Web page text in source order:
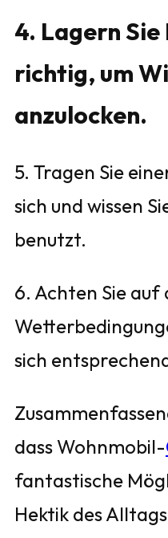
4. Lagern
richtig, um
anzulocken.
5. Tragen Sie
sich und wissen
benutzt.
6. Achten Sie auf
sich
dass Wohnmobil-
fantastische
Hektik des